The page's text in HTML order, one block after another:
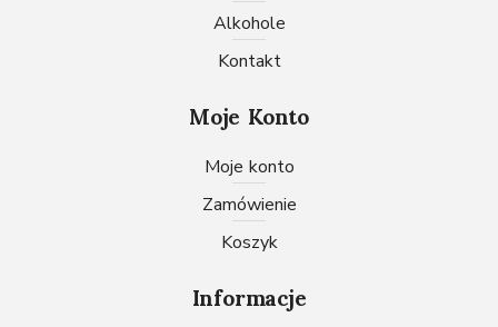
Alkohole
Kontakt
Moje Konto
Moje konto
Zamówienie
Koszyk
Informacje